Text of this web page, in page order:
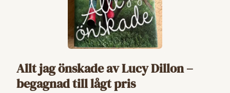
Allt jag önskade av Lucy Dillon –
begagnad till lågt pris